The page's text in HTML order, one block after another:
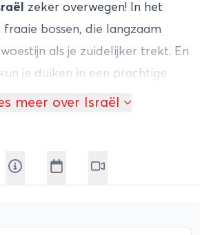
zeker overwegen! In het
bossen, die langzaam
als je zuidelijker trekt. En
je duiken in een prachtige
vol tropische vissen en
uiteenlopende steden: Jerusalem
al beschouwen ook veel
meer over Israël